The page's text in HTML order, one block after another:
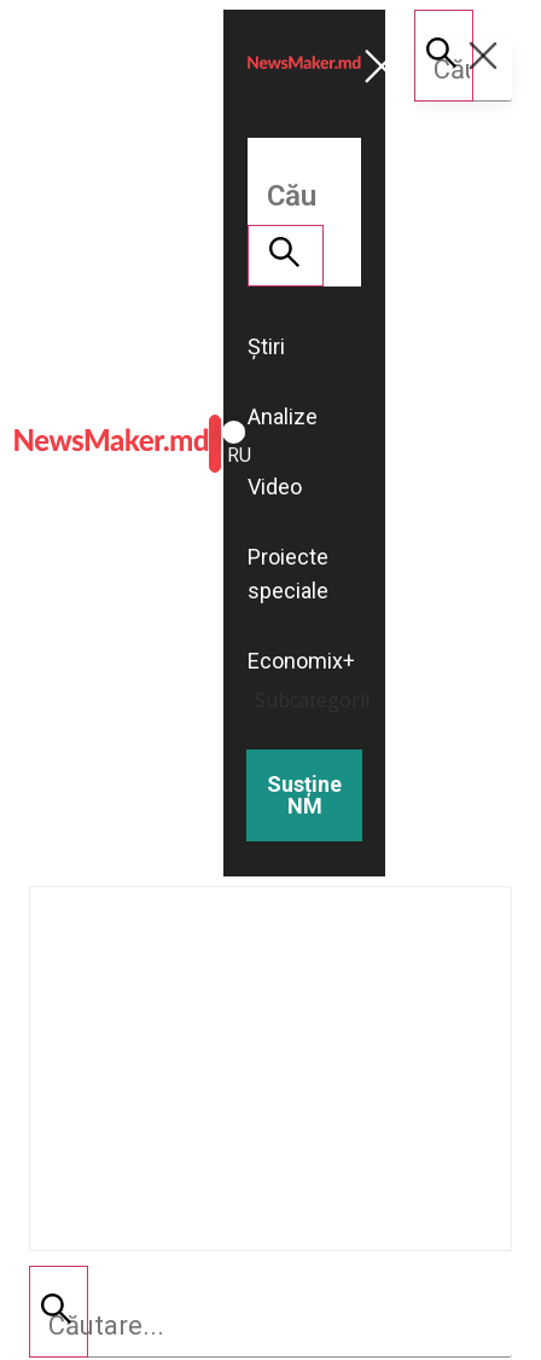
ROMÂNĂ
RU
Știri
Analize
Video
Proiecte
speciale
Economix+
Susține
NM